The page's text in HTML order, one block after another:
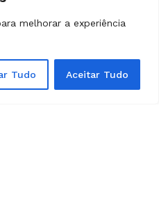
melhorar a experiência
Tudo Aceitar Tudo